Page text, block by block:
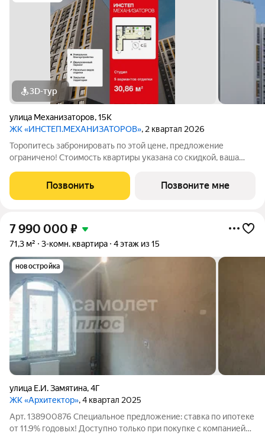
3D-тур
улица Механизаторов,15К
ЖК «ИНСТЕП.МЕХАНИЗАТОРОВ», 2 квартал 2026
Торопитесь забронировать по этой цене, предложение
ограничено! Стоимость квартиры указана со скидкой, ваша
обращайтесь в офис продаж, наши менеджеры вам все
расскажут. 1-комн. квартира-студия с
Позвонить Позвоните мне
7 990 000 ₽
71,3 м² 3-комн. квартира 4 этаж из 15
новостройка
улица Е.И. Замятина,4Г
ЖК «Архитектор», 4 квартал 2025
Арт. 138900876 Специальное предложение: ставка по ипотеке
от 11.9% годовых! Доступно только при покупке с компанией